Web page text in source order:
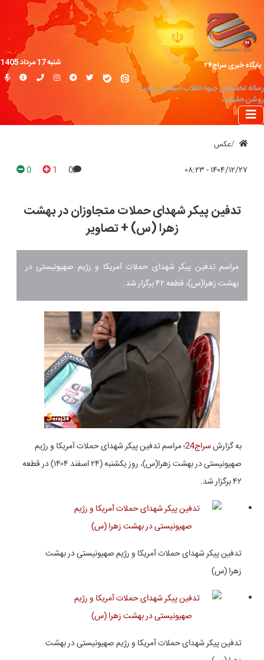
پایگاه خبری سراج۲۴
رسانه تخصصی جبهه انقلاب اسلامی؛ روایت
روشن حقیقت
شنبه 17 مرداد 1405
عکس
۱۴۰۴/۱۲/۲۷ - ۰۸:۲۳ 0
1
0
تدفین پیکر شهدای حملات متجاوزان در بهشت
زهرا (س) + تصاویر
مراسم تدفین پیکر شهدای حملات آمریکا و رژیم صهیونیستی در
بهشت زهرا(س)، قطعه ۴۲ برگزار شد.
به گزارشسراج24
؛ مراسم تدفین پیکر شهدای حملات آمریکا و رژیم
صهیونیستی در بهشت زهرا(س)، روز یکشنبه (۲۴ اسفند ۱۴۰۴) در قطعه
۴۲ برگزار شد.
تدفین پیکر شهدای حملات آمریکا و رژیم صهیونیستی در بهشت
زهرا (س)
تدفین پیکر شهدای حملات آمریکا و رژیم صهیونیستی در بهشت